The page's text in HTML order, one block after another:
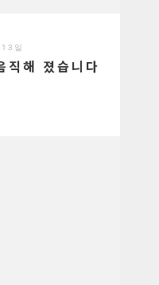
일
직해 졌습니다